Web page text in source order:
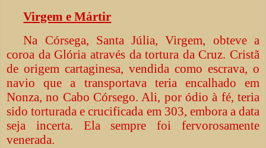
Virgem e Mártir
Na Córsega, Santa Júlia, Virgem, obteve a
coroa da Glória através da tortura da Cruz. Cristã
de origem cartaginesa, vendida como escrava, o
navio que a transportava teria encalhado em
Nonza, no Cabo Córsego. Ali, por ódio à fé, teria
sido torturada e crucificada em 303, embora a data
seja incerta. Ela sempre foi fervorosamente
venerada.